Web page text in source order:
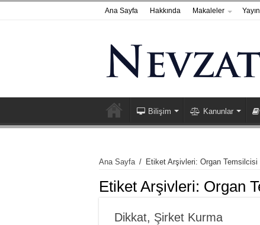
Ana Sayfa Hakkında Makaleler
Bilişim Kanunlar
Ana Sayfa / Etiket Arşivleri: Organ Temsilcisi
Etiket Arşivleri: Organ
Dikkat, Şirket Kurma